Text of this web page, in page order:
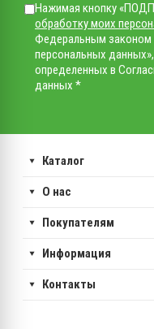
Нажимая кнопку
обработку моих
Федеральным законом
персональных
определенных в
данных *
Каталог
О нас
Покупателям
Информация
Контакты